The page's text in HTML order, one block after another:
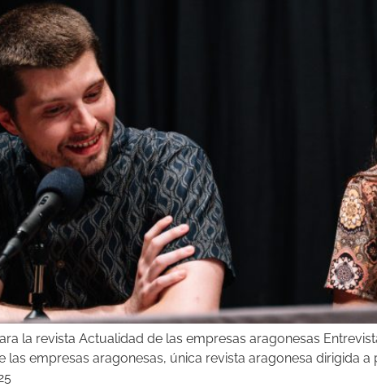
la revista Actualidad de las empresas aragonesas
las empresas aragonesas, única revista aragonesa dirigida